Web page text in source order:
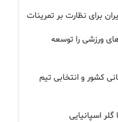
برای نظارت بر تمرینات
ورزشی را توسعه
کشور و انتخابی تیم
گلر اسپانیایی